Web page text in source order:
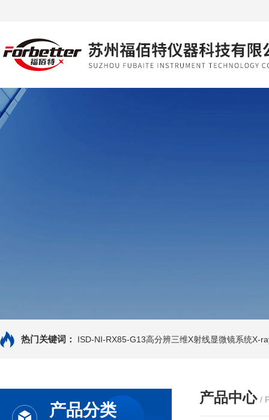
热门关键词： ISD-NI-RX85-G13高分辨三维X射线显微镜系统X-
产品分类
产品中心 /